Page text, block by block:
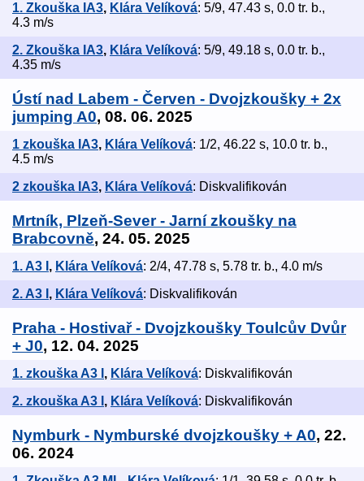
1. Zkouška IA3, Klára Velíková: 5/9, 47.43 s, 0.0 tr. b.,
4.3 m/s
2. Zkouška IA3, Klára Velíková: 5/9, 49.18 s, 0.0 tr. b.,
4.35 m/s
Ústí nad Labem - Červen - Dvojzkoušky + 2x
jumping A0, 08. 06. 2025
1 zkouška IA3, Klára Velíková: 1/2, 46.22 s, 10.0 tr. b.,
4.5 m/s
2 zkouška IA3, Klára Velíková: Diskvalifikován
Mrtník, Plzeň-Sever - Jarní zkoušky na
Brabcovně, 24. 05. 2025
1. A3 I , Klára Velíková: 2/4, 47.78 s, 5.78 tr. b., 4.0 m/s
2. A3 I , Klára Velíková: Diskvalifikován
Praha - Hostivař - Dvojzkoušky Toulcův Dvůr
+ J0, 12. 04. 2025
1. zkouška A3 I , Klára Velíková: Diskvalifikován
2. zkouška A3 I , Klára Velíková: Diskvalifikován
Nymburk - Nymburské dvojzkoušky + A0, 22.
06. 2024